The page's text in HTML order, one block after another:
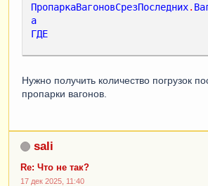
ПропаркаВагоновСрезПоследних.
а
ГДЕ
И
ПропаркаВагоновСрезПоследних
ПогрузкаВагонов
Нужно получить количество погрузок
пропарки вагонов.
sali
Re: Что не так?
17 дек 2025, 11:40